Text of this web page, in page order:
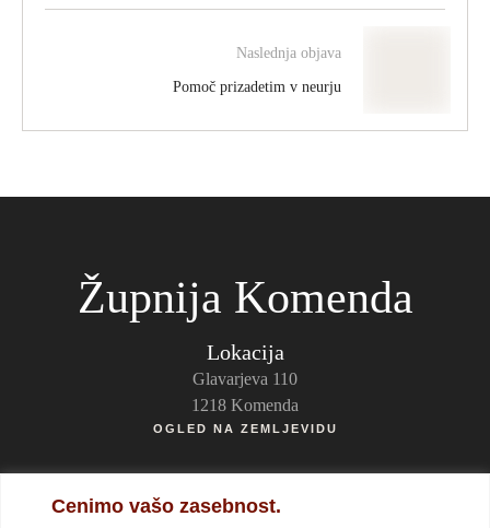
Cenimo vašo zasebnost.
Naslednja objava
Pomoč prizadetim v neurju
Župnija Komenda
Lokacija
Glavarjeva 110
1218 Komenda
OGLED NA ZEMLJEVIDU
Kontakti